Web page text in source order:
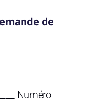
de
Numéro